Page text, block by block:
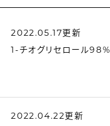
2022.05.17更新
1-チオグリセロール98%
2022.04.22更新